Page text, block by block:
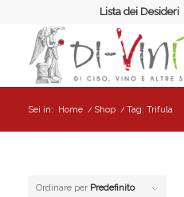
Lista dei Desideri
Sei in: Home / Shop / Tag: Trifula
Ordinare per Predefinito